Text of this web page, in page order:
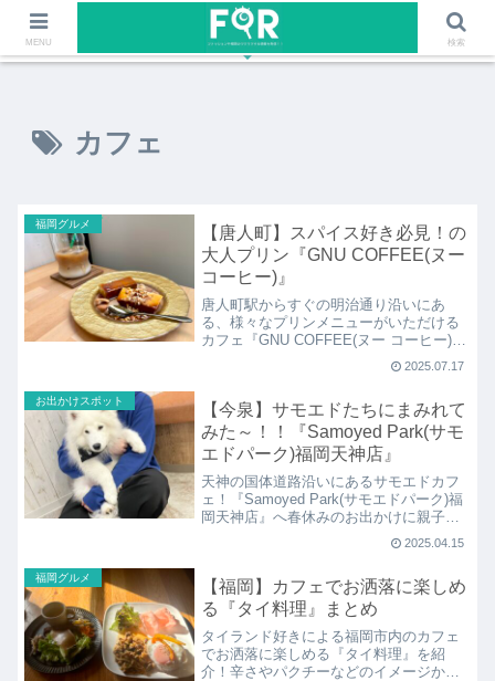
ファッションや福岡のワクワクする情報を発信！！
カフェ
福岡グルメ
【唐人町】スパイス好き必見！の
大人プリン『GNU COFFEE(ヌー
コーヒー)』
唐人町駅からすぐの明治通り沿いにあ
る、様々なプリンメニューがいただける
カフェ『GNU COFFEE(ヌー コーヒー)』
類があるプリンメニューを楽しめるお
見な「ナッツ&スパイスプリン」をいただ
きました♪
2025.07.17
お出かけスポット
【今泉】サモエドたちにまみれて
みた～！！『Samoyed Park(サモ
エドパーク)福岡天神店』
天神の国体道路沿いにあるサモエドカフ
ェ！『Samoyed Park(サモエドパーク)福
岡天神店』へ春休みのお出かけに親子で
州初のショップで、2025年2月にオープン
たちとの触れ合いを紹介！
2025.04.15
福岡グルメ
【福岡】カフェでお洒落に楽しめ
る『タイ料理』まとめ
タイランド好きによる福岡市内のカフェ
でお洒落に楽しめる『タイ料理』を紹
介！辛さやパクチーなどのイメージから
MENU 検索